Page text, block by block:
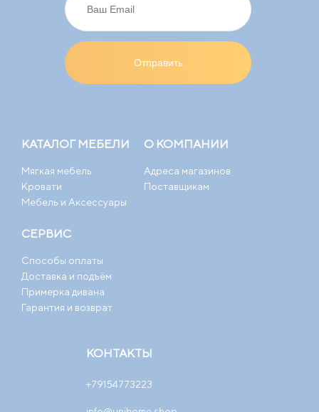
КАТАЛОГ МЕБЕЛИ
Мягкая мебель
Кровати
Мебель и Аксессуары
О КОМПАНИИ
Адреса магазинов
Поставщикам
СЕРВИС
Способы оплаты
Доставка и подъём
Примерка дивана
Гарантия и возврат
КОНТАКТЫ
+79154773223